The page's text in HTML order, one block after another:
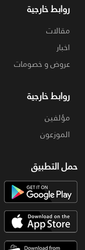
روابط خارجية
مقالات
اخبار
عروض و خصومات
روابط خارجية
مؤلفين
الموزعون
حمل التطبيق